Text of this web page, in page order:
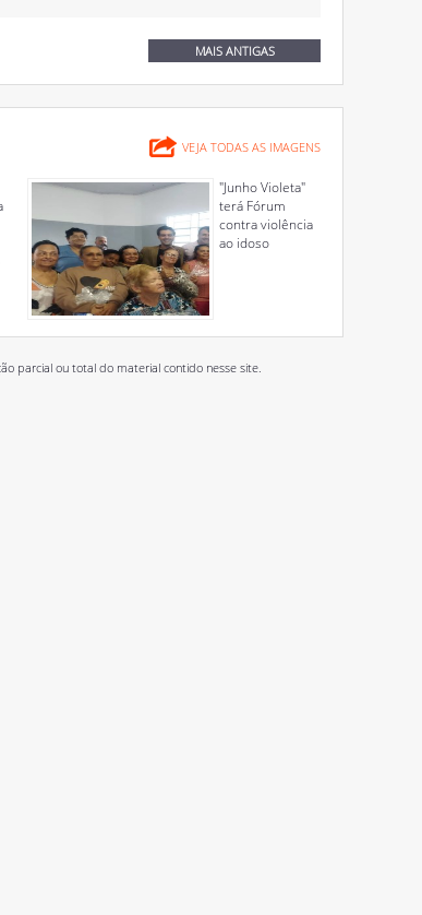
MAIS ANTIGAS
VEJA TODAS AS IMAGENS
"Junho Violeta"
terá Fórum
contra violência
ao idoso
parcial ou total do material contido nesse site.